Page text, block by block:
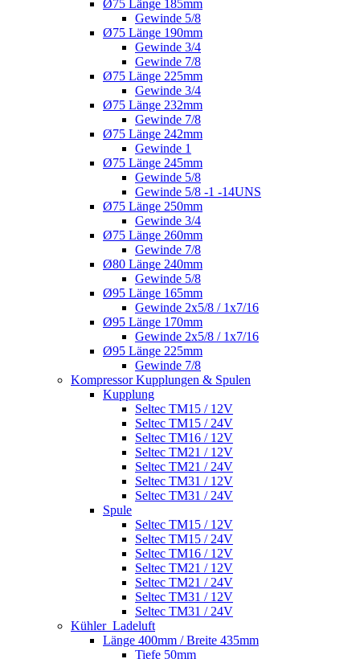
Ø75 Länge 185mm
Gewinde 5/8
Ø75 Länge 190mm
Gewinde 3/4
Gewinde 7/8
Ø75 Länge 225mm
Gewinde 3/4
Ø75 Länge 232mm
Gewinde 7/8
Ø75 Länge 242mm
Gewinde 1
Ø75 Länge 245mm
Gewinde 5/8
Gewinde 5/8 -1 -14UNS
Ø75 Länge 250mm
Gewinde 3/4
Ø75 Länge 260mm
Gewinde 7/8
Ø80 Länge 240mm
Gewinde 5/8
Ø95 Länge 165mm
Gewinde 2x5/8 / 1x7/16
Ø95 Länge 170mm
Gewinde 2x5/8 / 1x7/16
Ø95 Länge 225mm
Gewinde 7/8
Kompressor Kupplungen & Spulen
Kupplung
Seltec TM15 / 12V
Seltec TM15 / 24V
Seltec TM16 / 12V
Seltec TM21 / 12V
Seltec TM21 / 24V
Seltec TM31 / 12V
Seltec TM31 / 24V
Spule
Seltec TM15 / 12V
Seltec TM15 / 24V
Seltec TM16 / 12V
Seltec TM21 / 12V
Seltec TM21 / 24V
Seltec TM31 / 12V
Seltec TM31 / 24V
Kühler_Ladeluft
Länge 400mm / Breite 435mm
Tiefe 50mm